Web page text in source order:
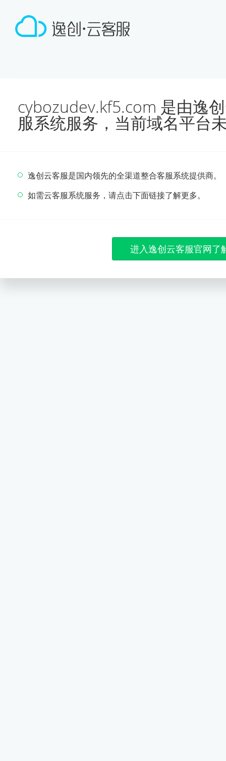
cybozudev.kf5.com 是由逸
服系统服务，当前域名平台
逸创云客服是国内领先的全渠道整合客服系统提供商。
如需云客服系统服务，请点击下面链接了解更多。
进入逸创云客服官网了